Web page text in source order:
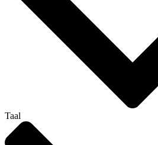
Taal